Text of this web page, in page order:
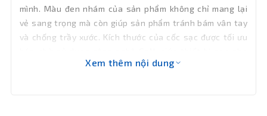
mình. Màu đen nhám của sản phẩm không chỉ mang lại
vẻ sang trọng mà còn giúp sản phẩm tránh bám vân tay
và chống trầy xước. Kích thước của cốc sạc được tối ưu
hơn mà vẫn đảm bảo hiệu năng cao. Chất liệu vỏ cao cấp,
Xem thêm nội dung